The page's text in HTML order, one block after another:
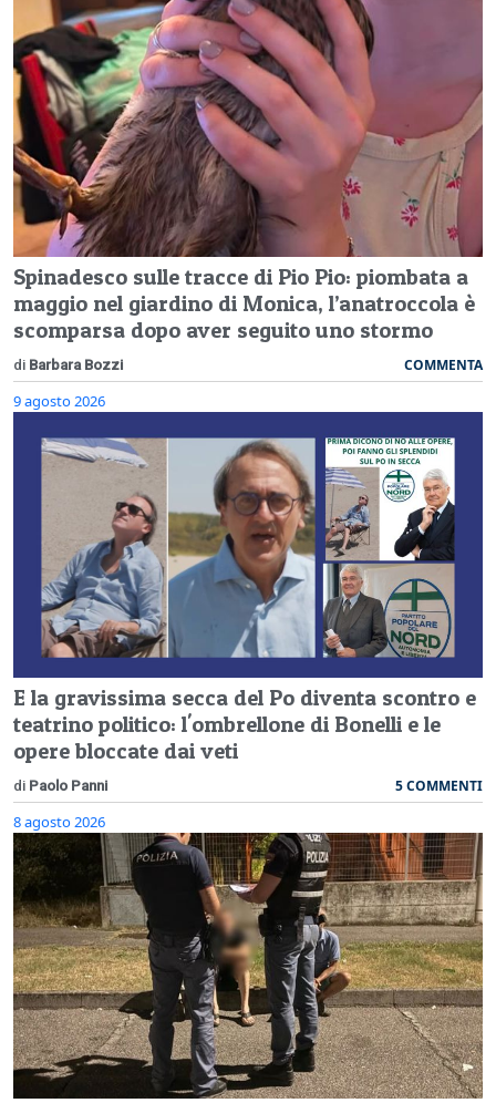
Spinadesco sulle tracce di Pio Pio: piombata a
maggio nel giardino di Monica, l’anatroccola è
scomparsa dopo aver seguito uno stormo
di Barbara Bozzi COMMENTA
9 agosto 2026
E la gravissima secca del Po diventa scontro e
teatrino politico: l'ombrellone di Bonelli e le
opere bloccate dai veti
di Paolo Panni 5 COMMENTI
8 agosto 2026